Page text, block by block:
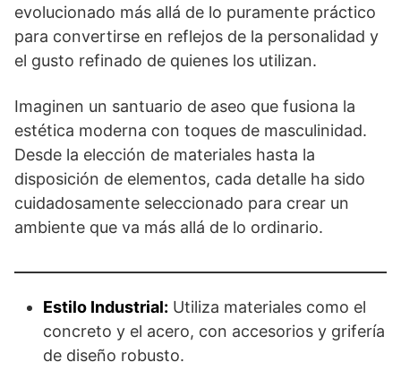
evolucionado más allá de lo puramente práctico
para convertirse en reflejos de la personalidad y
el gusto refinado de quienes los utilizan.
Imaginen un santuario de aseo que fusiona la
estética moderna con toques de masculinidad.
Desde la elección de materiales hasta la
disposición de elementos, cada detalle ha sido
cuidadosamente seleccionado para crear un
ambiente que va más allá de lo ordinario.
Estilo Industrial: Utiliza materiales como el
concreto y el acero, con accesorios y grifería
de diseño robusto.